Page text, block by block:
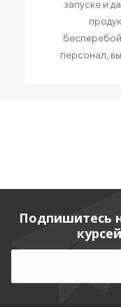
запуске и
персонал,
Подпишитесь